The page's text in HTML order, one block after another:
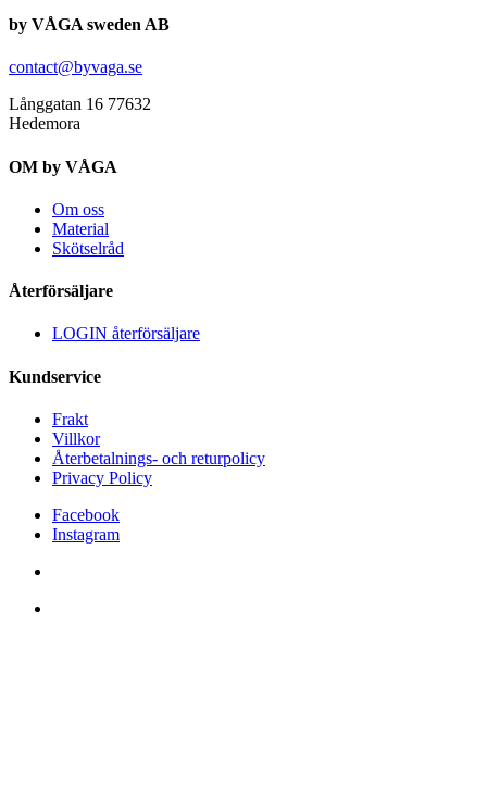
by VÅGA sweden AB
contact@byvaga.se
Långgatan 16 77632
Hedemora
OM by VÅGA
Om oss
Material
Skötselråd
Återförsäljare
LOGIN återförsäljare
Kundservice
Frakt
Villkor
Återbetalnings- och returpolicy
Privacy Policy
Facebook
Instagram